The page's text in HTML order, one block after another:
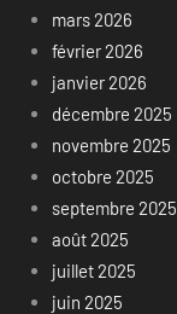
mars 2026
février 2026
janvier 2026
décembre 2025
novembre 2025
octobre 2025
septembre 2025
août 2025
juillet 2025
juin 2025